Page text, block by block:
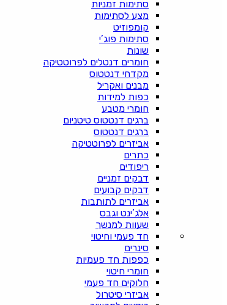
סתימות זמניות
מצע לסתימות
קומפוזיט
סתימות פוג’י
שונות
חומרים דנטלים לפרוטטיקה
מקדחי דנטטוס
מבנים ואקריל
כפות למידות
חומרי מטבע
ברגים דנטטוס טיטניום
ברגים דנטטוס
אביזרים לפרוטטיקה
כתרים
ריפודים
דבקים זמניים
דבקים קבועים
אביזרים לתותבות
אלג’ינט וגבס
שעוות למנשך
חד פעמי וחיטוי
סינרים
כפפות חד פעמיות
חומרי חיטוי
חלוקים חד פעמי
אביזרי סיטרול